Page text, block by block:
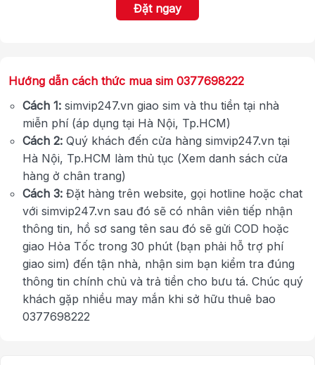
Đặt ngay
Hướng dẫn cách thức mua sim 0377698222
Cách 1: simvip247.vn giao sim và thu tiền tại nhà
miễn phí (áp dụng tại Hà Nội, Tp.HCM)
Cách 2: Quý khách đến cửa hàng simvip247.vn tại
Hà Nội, Tp.HCM làm thủ tục (Xem danh sách cửa
hàng ở chân trang)
Cách 3: Đặt hàng trên website, gọi hotline hoặc chat
với simvip247.vn sau đó sẽ có nhân viên tiếp nhận
thông tin, hồ sơ sang tên sau đó sẽ gửi COD hoặc
giao Hỏa Tốc trong 30 phút (bạn phải hỗ trợ phí
giao sim) đến tận nhà, nhận sim bạn kiểm tra đúng
thông tin chính chủ và trả tiền cho bưu tá. Chúc quý
khách gặp nhiều may mắn khi sở hữu thuê bao
0377698222